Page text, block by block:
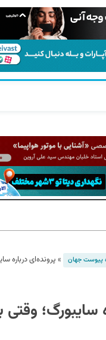
پیوست جهان » پرونده‌ای درباره
سایبورگ؛